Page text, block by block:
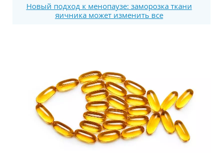
Новый подход к менопаузе: заморозка ткани
яичника может изменить все